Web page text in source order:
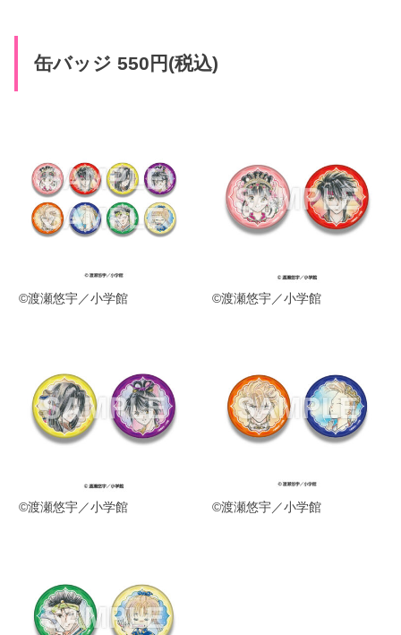
缶バッジ 550円(税込)
©渡瀬悠宇／小学館 ©渡瀬悠宇／小学館
©渡瀬悠宇／小学館 ©渡瀬悠宇／小学館